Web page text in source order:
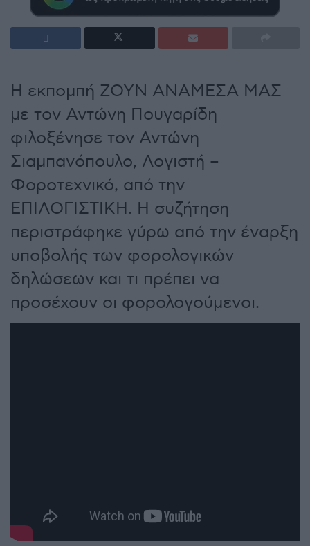
Η εκπομπή ΖΟΥΝ ΑΝΑΜΕΣΑ ΜΑΣ
με τον Αντώνη Πουγαρίδη
φιλοξένησε τον Αντώνη
Σιαμπανόπουλο, Λογιστή –
Φοροτεχνικό, από την
ΕΠΙΛΟΓΙΣΤΙΚΗ. Η συζήτηση
περιστράφηκε γύρω από την έναρξη
υποβολής των φορολογικών
δηλώσεων και τι πρέπει να
προσέχουν οι φορολογούμενοι.